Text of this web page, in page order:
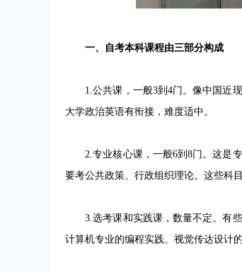
一、自考本科课程由三部分构成
1.公共课，一般3到4门。像中国近现
大学政治英语有衔接，难度适中。
2.专业核心课，一般6到8门。这是专
要考公共政策、行政组织理论。这些科
3.选考课和实践课，数量不定。有些
计算机专业的编程实践、视觉传达设计